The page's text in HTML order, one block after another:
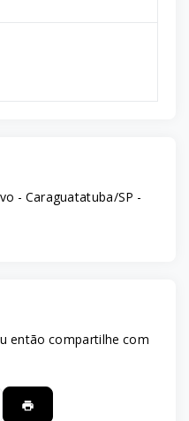
- Caraguatatuba/SP -
então compartilhe com